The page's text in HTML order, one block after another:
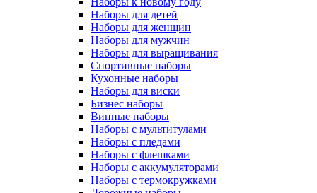
Наборы для детей
Наборы для женщин
Наборы для мужчин
Наборы для выращивания
Спортивные наборы
Кухонные наборы
Наборы для виски
Бизнес наборы
Винные наборы
Наборы с мультитулами
Наборы с пледами
Наборы с флешками
Наборы с аккумуляторами
Наборы с термокружками